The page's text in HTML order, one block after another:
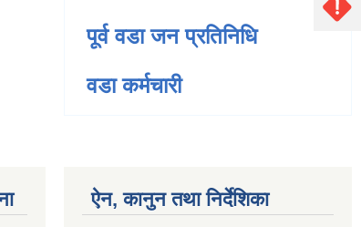
पूर्व वडा जन प्रतिनिधि
वडा कर्मचारी
ऐन, कानुन तथा निर्देशिका